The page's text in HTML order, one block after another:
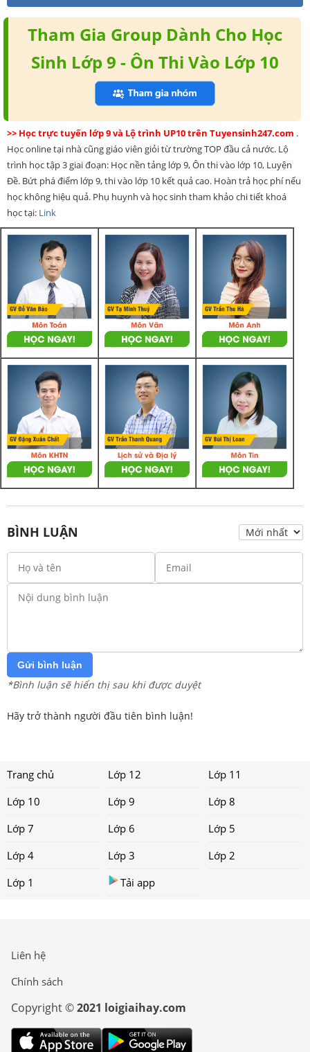
Tham Gia Group Dành Cho Học
Sinh Lớp 9 - Ôn Thi Vào Lớp 10
>> Học trực tuyến lớp 9 và Lộ trình UP10 trên Tuyensinh247.com .
Học online tại nhà cũng giáo viên giỏi từ trường TOP đầu cả nước. Lộ
trình học tập 3 giai đoạn: Học nền tảng lớp 9, Ôn thi vào lớp 10, Luyện
Đề. Bứt phá điểm lớp 9, thi vào lớp 10 kết quả cao. Hoàn trả học phí nếu
học không hiệu quả. Phụ huynh và học sinh tham khảo chi tiết khoá
học tại: Link
BÌNH LUẬN
Gửi bình luận
*Bình luận sẽ hiển thị sau khi được duyệt
Hãy trở thành người đầu tiên bình luận!
Trang chủ Lớp 12
Lớp 11
Lớp 10
Lớp 9
Lớp 8
Lớp 7
Lớp 6
Lớp 5
Lớp 4
Lớp 3
Lớp 2
Lớp 1
Tải app
Liên hệ
Chính sách
Copyright ©2021 loigiaihay.com